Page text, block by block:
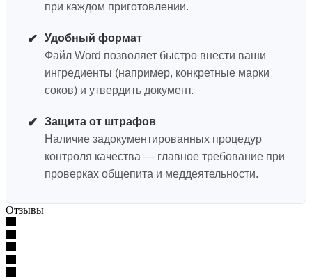
при каждом приготовлении.
✔
Удобный формат
Файл Word позволяет быстро внести ваши
ингредиенты (например, конкретные марки
соков) и утвердить документ.
✔
Защита от штрафов
Наличие задокументированных процедур
контроля качества — главное требование при
проверках общепита и меддеятельности.
Отзывы